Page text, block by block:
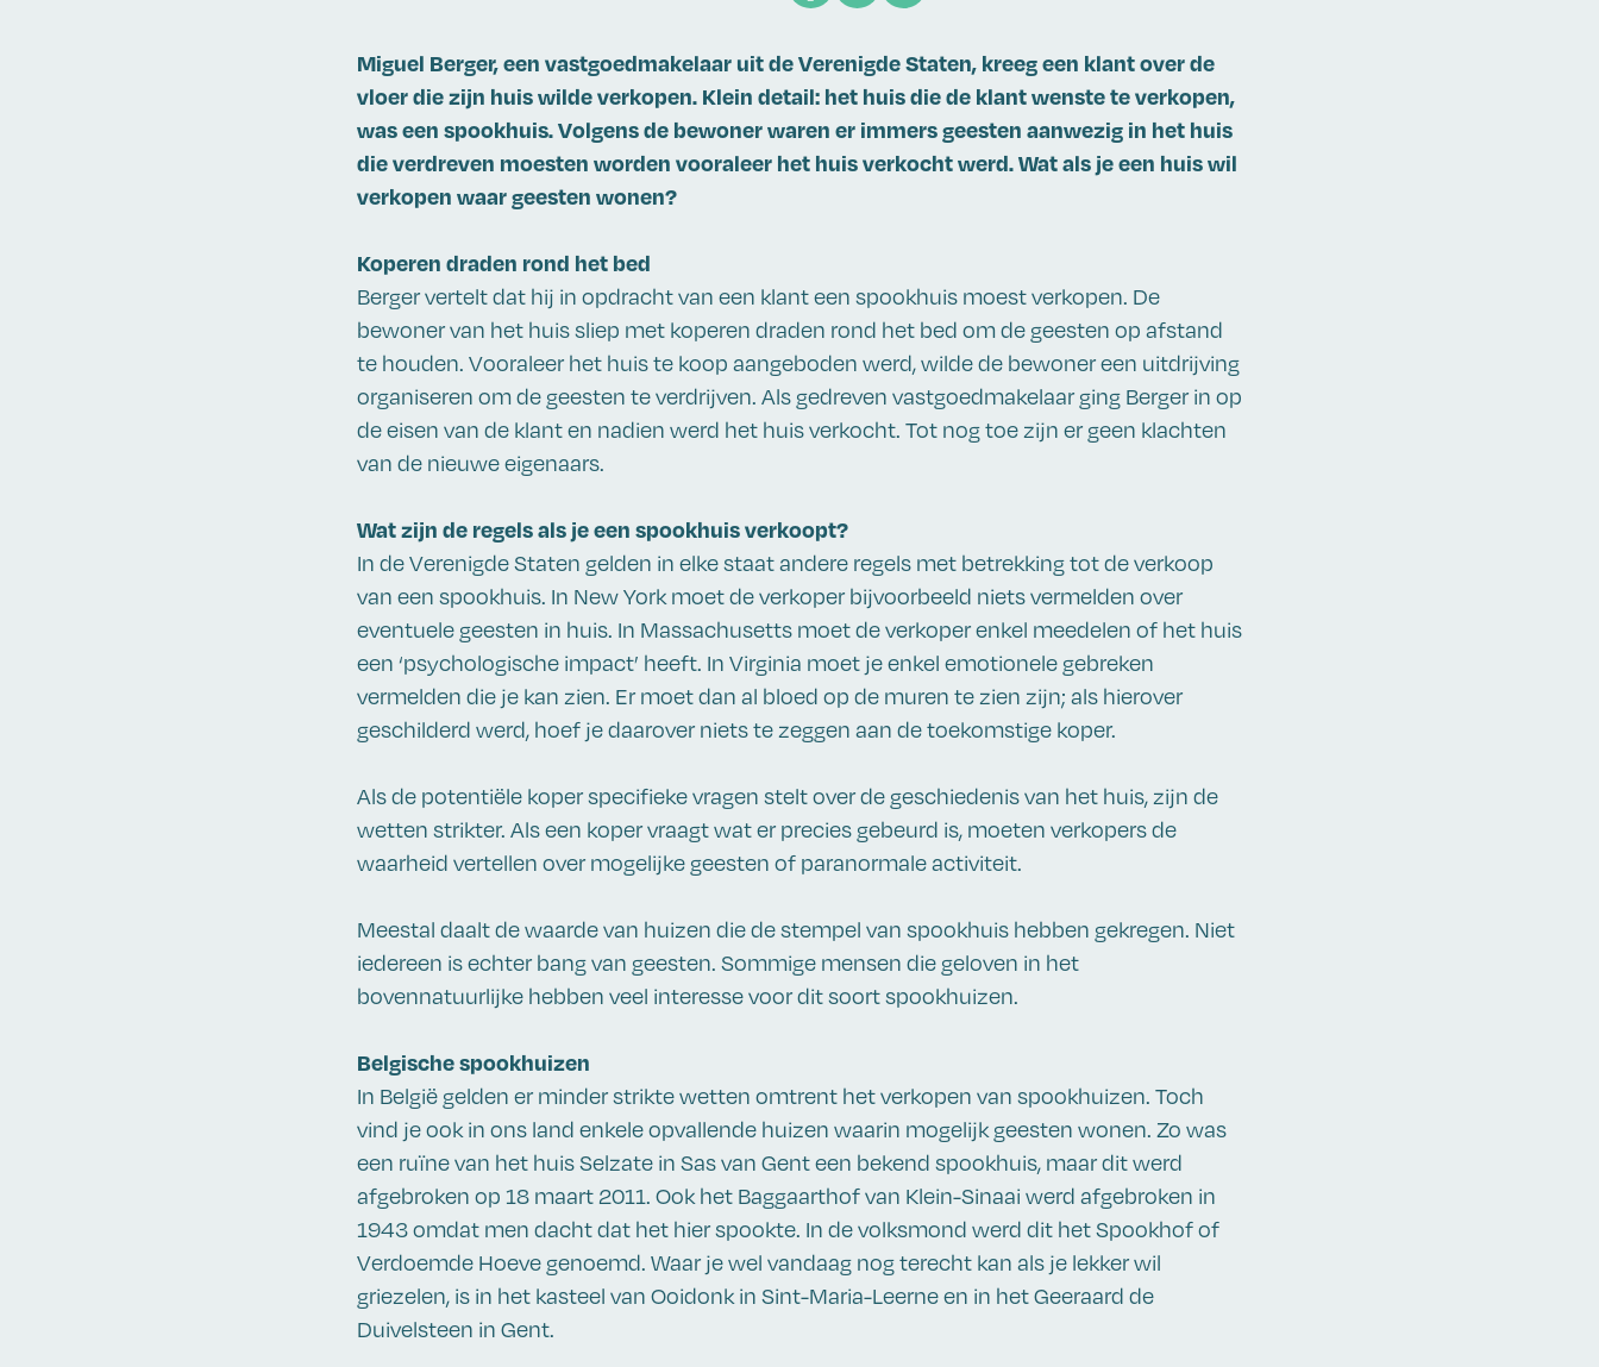
Miguel Berger, een vastgoedmakelaar uit de Verenigde Staten, kreeg een klant over de
vloer die zijn huis wilde verkopen. Klein detail: het huis die de klant wenste te verkopen,
was een spookhuis. Volgens de bewoner waren er immers geesten aanwezig in het huis
die verdreven moesten worden vooraleer het huis verkocht werd. Wat als je een huis wil
verkopen waar geesten wonen?
Koperen draden rond het bed
Berger vertelt dat hij in opdracht van een klant een spookhuis moest verkopen. De
bewoner van het huis sliep met koperen draden rond het bed om de geesten op afstand
te houden. Vooraleer het huis te koop aangeboden werd, wilde de bewoner een uitdrijving
organiseren om de geesten te verdrijven. Als gedreven vastgoedmakelaar ging Berger in op
de eisen van de klant en nadien werd het huis verkocht. Tot nog toe zijn er geen klachten
van de nieuwe eigenaars.
Wat zijn de regels als je een spookhuis verkoopt?
In de Verenigde Staten gelden in elke staat andere regels met betrekking tot de verkoop
van een spookhuis. In New York moet de verkoper bijvoorbeeld niets vermelden over
eventuele geesten in huis. In Massachusetts moet de verkoper enkel meedelen of het huis
een ‘psychologische impact’ heeft. In Virginia moet je enkel emotionele gebreken
vermelden die je kan zien. Er moet dan al bloed op de muren te zien zijn; als hierover
geschilderd werd, hoef je daarover niets te zeggen aan de toekomstige koper.
Als de potentiële koper specifieke vragen stelt over de geschiedenis van het huis, zijn de
wetten strikter. Als een koper vraagt wat er precies gebeurd is, moeten verkopers de
waarheid vertellen over mogelijke geesten of paranormale activiteit.
Meestal daalt de waarde van huizen die de stempel van spookhuis hebben gekregen. Niet
iedereen is echter bang van geesten. Sommige mensen die geloven in het
bovennatuurlijke hebben veel interesse voor dit soort spookhuizen.
Belgische spookhuizen
In België gelden er minder strikte wetten omtrent het verkopen van spookhuizen. Toch
vind je ook in ons land enkele opvallende huizen waarin mogelijk geesten wonen. Zo was
een ruïne van het huis Selzate in Sas van Gent een bekend spookhuis, maar dit werd
afgebroken op 18 maart 2011. Ook het Baggaarthof van Klein-Sinaai werd afgebroken in
1943 omdat men dacht dat het hier spookte. In de volksmond werd dit het Spookhof of
Verdoemde Hoeve genoemd. Waar je wel vandaag nog terecht kan als je lekker wil
griezelen, is in het kasteel van Ooidonk in Sint-Maria-Leerne en in het Geeraard de
Duivelsteen in Gent.